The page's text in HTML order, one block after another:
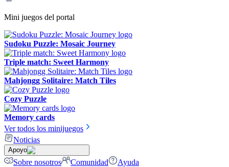
Mini juegos del portal
Sudoku Puzzle: Mosaic Journey
Triple match: Sweet Harmony
Mahjongg Solitaire: Match Tiles
Cozy Puzzle
Memory cards
Ver todos los minijuegos
Noticias
Apoyo
Sobre nosotros Comunidad Ayuda